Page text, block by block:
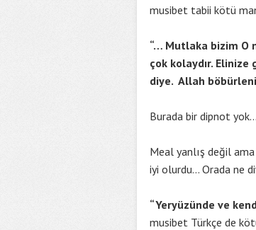
musibet tabii kötü
“… Mutlaka bizim O
çok kolaydır.
diye. Allah
Burada bir dipnot yok…
Meal yanlış değil
iyi olurdu… Orada ne
“Yeryüzünde ve
musibet Türkçe de